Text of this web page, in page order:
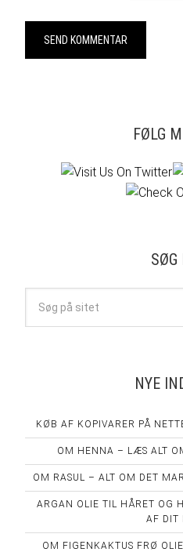
FØLG
SØG
NYE
KØB AF KOPIVARER PÅ
OM HENNA – LÆS ALT
OM RASUL – ALT OM DET
ARGAN OLIE TIL HÅRET OG
AF DIT
OM FIGENKAKTUS FRØ